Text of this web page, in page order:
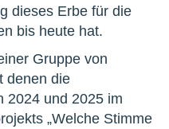
dieses Erbe für die
bis heute hat.
Gruppe von
denen die
2024 und 2025 im
„Welche Stimme